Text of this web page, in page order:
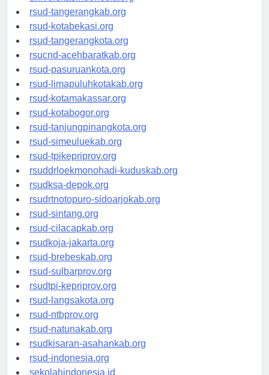
universitasindonesia.org
rsud-tangerangkab.org
rsud-kotabekasi.org
rsud-tangerangkota.org
rsucnd-acehbaratkab.org
rsud-pasuruankota.org
rsud-limapuluhkotakab.org
rsud-kotamakassar.org
rsud-kotabogor.org
rsud-tanjungpinangkota.org
rsud-simeuluekab.org
rsud-tpikepriprov.org
rsuddrloekmonohadi-kuduskab.org
rsudksa-depok.org
rsudrtnotopuro-sidoarjokab.org
rsud-sintang.org
rsud-cilacapkab.org
rsudkoja-jakarta.org
rsud-brebeskab.org
rsud-sulbarprov.org
rsudtpi-kepriprov.org
rsud-langsakota.org
rsud-ntbprov.org
rsud-natunakab.org
rsudkisaran-asahankab.org
rsud-indonesia.org